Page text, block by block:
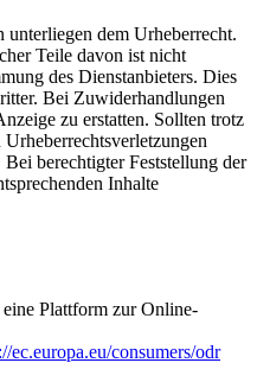
dem Urheberrecht.
Teile davon ist nicht
des Dienstanbieters. Dies
Bei Zuwiderhandlungen
zu erstatten. Sollten trotz
berechtigter Feststellung der
Inhalte
Plattform zur Online-
ec.europa.eu/consumers/odr